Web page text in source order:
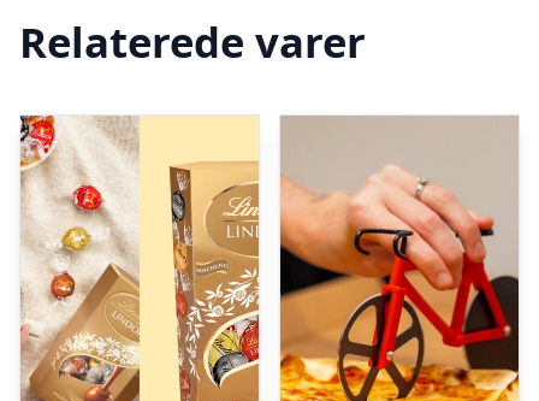
Relaterede varer